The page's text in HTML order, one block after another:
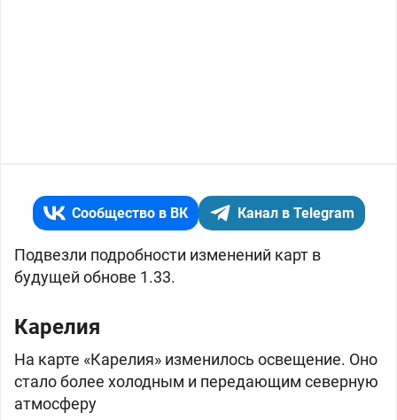
Сообщество в ВК Канал в Telegram
Подвезли подробности изменений карт в
будущей обнове 1.33.
Карелия
На карте «Карелия» изменилось освещение. Оно
стало более холодным и передающим северную
атмосферу